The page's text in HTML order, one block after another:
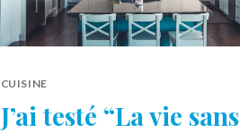
CUISINE
J’ai testé “La vie sans